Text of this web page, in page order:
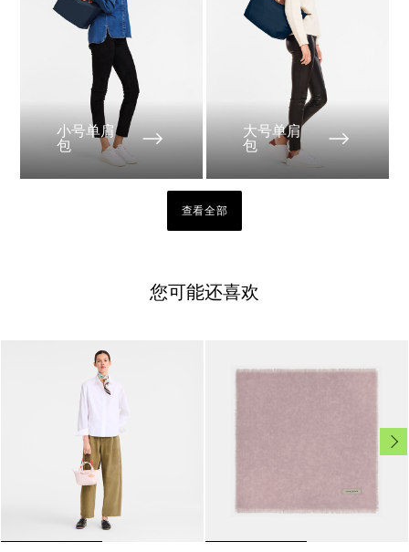
小号单肩
包
大号单肩
包
查看全部
您可能还喜欢